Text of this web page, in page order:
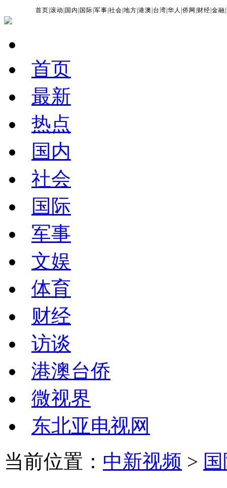
首页 |滚动 国内 国际 |军事 |社会 |地方 |港澳 台湾 |华人 |侨网 财经 |金融 |
首页
最新
热点
国内
社会
国际
军事
文娱
体育
财经
访谈
港澳台侨
微视界
东北亚电视网
当前位置： 中新视频 >